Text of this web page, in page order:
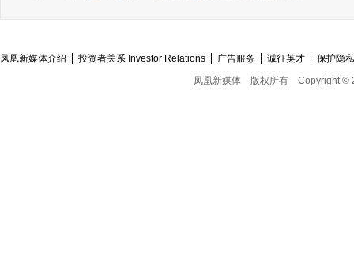
凤凰新媒体介绍 投资者关系 Investor Relations 广告服务 诚征英才
保护隐
凤凰新媒体
版权所有 Copyright ©